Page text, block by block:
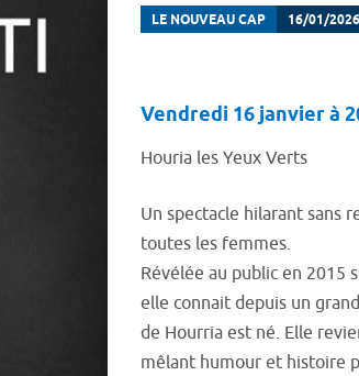
LE NOUVEAU CAP 16/01/2026
Vendredi 16 janvier à
Houria les Yeux Verts
Un spectacle hilarant sans
toutes les femmes.
Révélée au public en 2015
elle connait depuis un
de Hourria est né. Elle
mêlant humour et histoire